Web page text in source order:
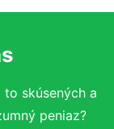
to skúsených a
peniaz?